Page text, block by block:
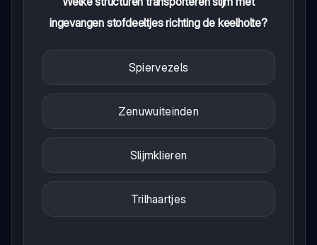
ingevangen stofdeeltjes richting de keelholte?
Spiervezels
Zenuwuiteinden
Slijmklieren
Trilhaartjes